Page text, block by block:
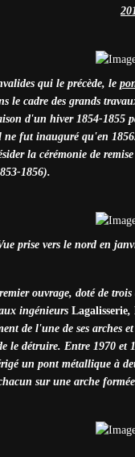
qui le précède, le
le cadre des grands
d'un hiver 1854-1855
ne fut inauguré qu'en
la cérémonie de
1856).
prise vers le nord en
ouvrage, doté de
ingénieurs Lagalisserie,
de l'une de ses arches
le détruire. Entre 1970 et
un pont métallique à
sur une arche